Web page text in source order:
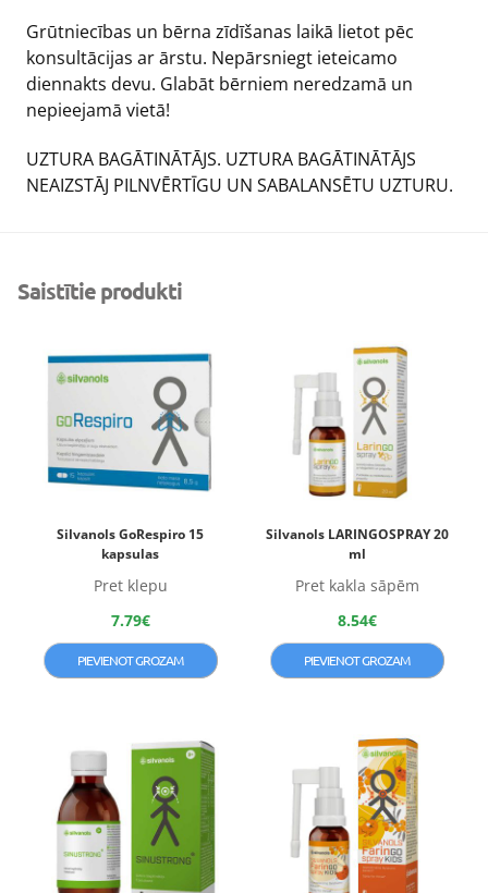
Grūtniecības un bērna zīdīšanas laikā lietot pēc
konsultācijas ar ārstu. Nepārsniegt ieteicamo
diennakts devu. Glabāt bērniem neredzamā un
nepieejamā vietā!
UZTURA BAGĀTINĀTĀJS. UZTURA BAGĀTINĀTĀJS
NEAIZSTĀJ PILNVĒRTĪGU UN SABALANSĒTU UZTURU.
Saistītie produkti
Silvanols GoRespiro 15
kapsulas
Pret klepu
7.79€
PIEVIENOT GROZAM
Silvanols LARINGOSPRAY 20
ml
Pret kakla sāpēm
8.54€
PIEVIENOT GROZAM